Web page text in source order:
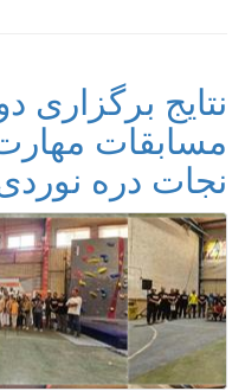
نتایج برگزاری
مسابقات
نجات دره